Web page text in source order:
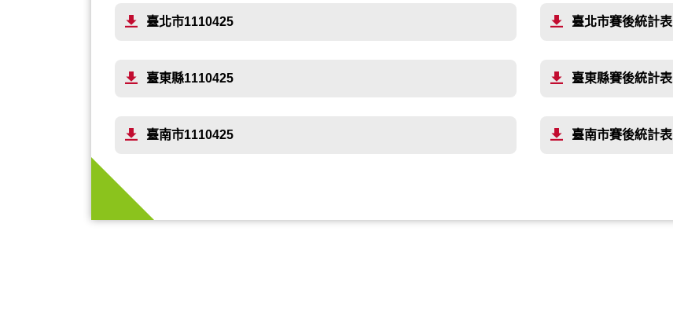
臺北市1110425 臺北市賽後統計表
臺東縣1110425 臺東縣賽後統計表
臺南市1110425 臺南市賽後統計表